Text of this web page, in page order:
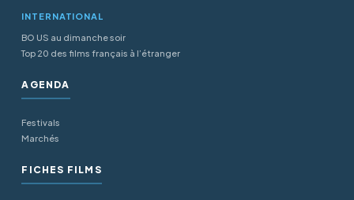
INTERNATIONAL
BO US au dimanche soir
Top 20 des films français à l’étranger
AGENDA
Festivals
Marchés
FICHES FILMS